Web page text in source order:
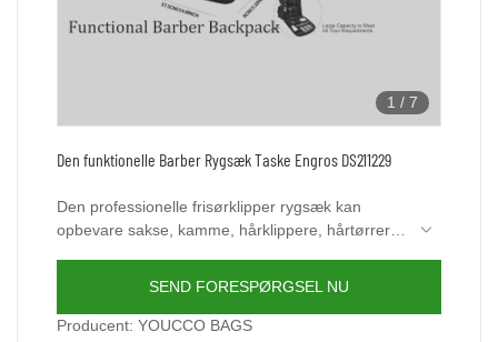
1 / 7
Den funktionelle Barber Rygsæk Taske Engros DS211229
Den professionelle frisørklipper rygsæk kan
opbevare sakse, kamme, hårklippere, hårtørrere,
andre store værktøjer, som er din ideelle rygsæk
selvbarber, frisørskoleelev, professionel frisør!
SEND FORESPØRGSEL NU
Producent: YOUCCO BAGS